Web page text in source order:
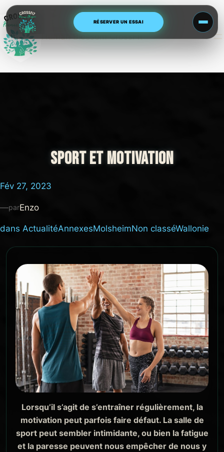
RÉSERVER UN ESSAI
Aller
au
contenu
Human Blossom CrossFit
SPORT ET MOTIVATION
Fév 27, 2023
—parEnzo
dans ActualitéAnnexesMolsheimNon classéWallonie
Lorsqu’il s’agit de s’entraîner régulièrement, la
motivation peut parfois faire défaut. La salle de
sport peut sembler intimidante, ou bien la fatigue
et la paresse peuvent nous empêcher de nous y